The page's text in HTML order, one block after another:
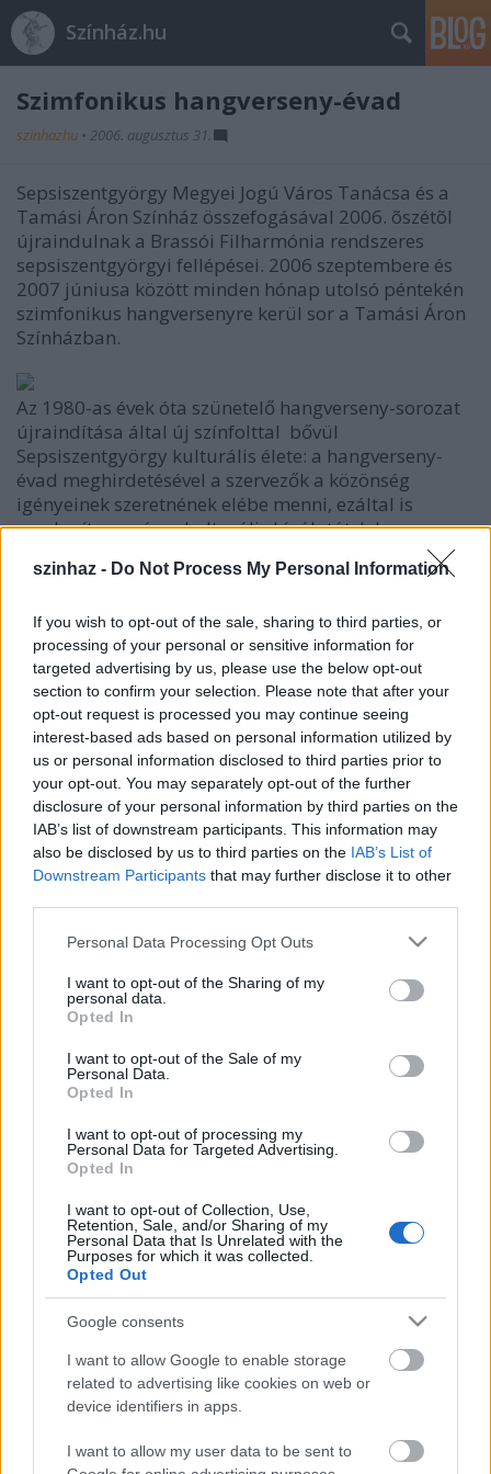
szinhaz - Do Not Process My Personal Information
If you wish to opt-out of the sale, sharing to third parties, or
processing of your personal or sensitive information for
targeted advertising by us, please use the below opt-out
section to confirm your selection. Please note that after your
opt-out request is processed you may continue seeing
interest-based ads based on personal information utilized by
us or personal information disclosed to third parties prior to
your opt-out. You may separately opt-out of the further
disclosure of your personal information by third parties on the
IAB’s list of downstream participants. This information may
also be disclosed by us to third parties on the IAB’s List of
Downstream Participants that may further disclose it to other
Please note that this website/app uses one or more Google
not limited to your visit or usage behaviour. You may click to
grant or deny consent to Google and its third-party tags to
use your data for below specified purposes in below Google
consent section.
Personal Data Processing Opt Outs
I want to opt-out of the Sharing of my
personal data.
Opted In
I want to opt-out of the Sale of my
Personal Data.
Opted In
I want to opt-out of processing my
Personal Data for Targeted Advertising.
Opted In
I want to opt-out of Collection, Use,
Retention, Sale, and/or Sharing of my
Personal Data that Is Unrelated with the
Purposes for which it was collected.
Opted Out
Google consents
I want to allow Google to enable storage
related to advertising like cookies on web or
device identifiers in apps.
I want to allow my user data to be sent to
Színház.hu
Szimfonikus hangverseny-évad
szinhazhu • 2006. augusztus 31.
Sepsiszentgyörgy Megyei Jogú Város Tanácsa és a
Tamási Áron Színház összefogásával 2006. õszétõl
újraindulnak a Brassói Filharmónia rendszeres
sepsiszentgyörgyi fellépései. 2006 szeptembere és
2007 júniusa között minden hónap utolsó péntekén
szimfonikus hangversenyre kerül sor a Tamási Áron
Színházban.
Az 1980-as évek óta szünetelő hangverseny-sorozat
újraindítása által új színfolttal bővül
Sepsiszentgyörgy kulturális élete: a hangverseny-
évad meghirdetésével a szervezők a közönség
igényeinek szeretnének elébe menni, ezáltal is
gazdagítva a város kulturális kínálatát. Jelen
magának egy szimfonikus zenekar fenntartását, a
a nagyvárosok lakói számára elérhető. Ez azonban
nem rettentette vissza a szervezőket a program
életbeléptetésétől, mert meggyőződésük, hogy egy
közösség vonzerejének, megtartó erejének
fenntartásában, életszínvonalában meghatározó
szereppel bír a rendelkezésre álló kulturális kínálat
sokszínűsége és minősége, a kultúrához való
hozzáférés lehetőségeinek bővítése és a kultúrával
szembeni igényesség támogatása pedig csak javára
válhat a város közösségének.
A tíz estéből álló évadra a Tamási Áron Színházban
már szeptember 15-étől megvásárolhatóak a
hangverseny-bérletek, a fennmaradó helyek
függvényében pedig minden hangversenyre külön-
hangversenyére ez év szeptember 29-én kerül sor a
Tamási Áron Színház
Nagytermében. Műsoron
-,
fellépnek a szeptember 25-28 között Brassóban
zajló nemzetközi vonós-szólista verseny díjazottjai.
VezényelIlarion Ionescu-Galaţi.
forrás: Tamási Áron Színház
Sepsiszentgyörgy